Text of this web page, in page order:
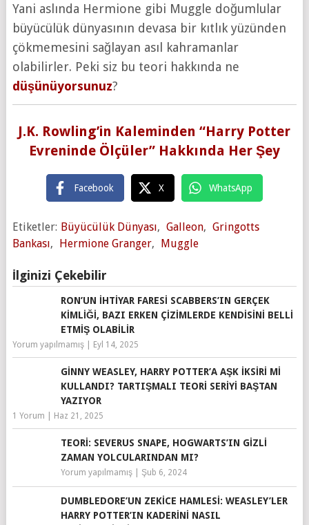
Yani aslında Hermione gibi Muggle doğumlular
büyücülük dünyasının devasa bir kıtlık yüzünden
çökmemesini sağlayan asıl kahramanlar
olabilirler. Peki siz bu teori hakkında ne
düşünüyorsunuz?
J.K. Rowling’in Kaleminden “Harry Potter
Evreninde Ölçüler” Hakkında Her Şey
Facebook X WhatsApp
Etiketler: Büyücülük Dünyası, Galleon, Gringotts
Bankası, Hermione Granger, Muggle
İlginizi Çekebilir
RON’UN İHTIYAR FARESI SCABBERS’IN GERÇEK
KIMLIĞI, BAZI ERKEN ÇIZIMLERDE KENDISINI BELLI
ETMIŞ OLABILIR
Yorum yapılmamış| Eyl 14, 2025
GINNY WEASLEY, HARRY POTTER’A AŞK İKSIRI MI
KULLANDI? TARTIŞMALI TEORI SERIYI BAŞTAN
YAZIYOR
1 Yorum Haz 21, 2025
TEORI: SEVERUS SNAPE, HOGWARTS’IN GIZLI
ZAMAN YOLCULARINDAN MI?
Yorum yapılmamış| Şub 6, 2024
DUMBLEDORE’UN ZEKICE HAMLESI: WEASLEY’LER
HARRY POTTER’IN KADERINI NASIL